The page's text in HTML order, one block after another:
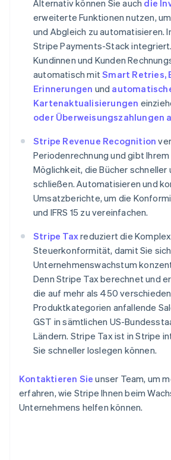
Alternativ können Sie auch die
erweiterte Funktionen nutzen,
und Abgleich zu automatisieren.
Stripe Payments-Stack
Kundinnen und Kunden
automatisch mitSmart Retries,
Erinnerungen und
Kartenaktualisierungen
oder Überweisungszahlungen
Stripe Revenue Recognition
Periodenrechnung und gibt
Möglichkeit, die Bücher schneller
schließen. Automatisieren und
Umsatzberichte, um die
und IFRS 15 zu vereinfachen.
Stripe Taxreduziert die
Steuerkonformität, damit Sie
Unternehmenswachstum
Denn Stripe Tax berechnet und
die auf mehr als 450
Produktkategorien anfallende
GST in sämtlichen US-
Ländern. Stripe Tax ist in Stripe
Sie schneller loslegen können.
Kontaktieren Sie unser Team, um
erfahren, wie Stripe Ihnen beim
Unternehmens helfen können.
Bulgarien
English
Dänemark
English
Deutschland
Estland
English
Festlandchina
简体中文English
English Svenska
Frankreich
Gibraltar
English
Griechenland
English
English
Irland
English
Italien
English
Japan
日本語English
Kanada
EnglishFrançais
Kroatien
English
Liechtenstein
DeutschEnglish